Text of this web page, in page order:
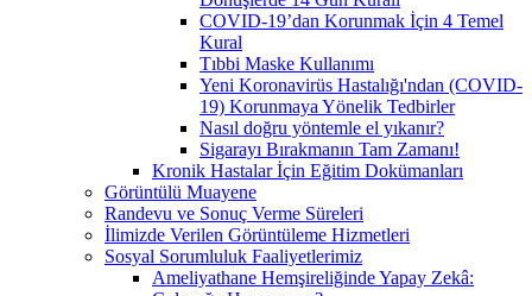
COVID-19’dan Korunmak İçin 4 Temel
Kural
Tıbbi Maske Kullanımı
Yeni Koronavirüs Hastalığı'ndan (COVID-
19) Korunmaya Yönelik Tedbirler
Nasıl doğru yöntemle el yıkanır?
Sigarayı Bırakmanın Tam Zamanı!
Kronik Hastalar İçin Eğitim Dokümanları
Görüntülü Muayene
Randevu ve Sonuç Verme Süreleri
İlimizde Verilen Görüntüleme Hizmetleri
Sosyal Sorumluluk Faaliyetlerimiz
Ameliyathane Hemşireliğinde Yapay Zekâ: